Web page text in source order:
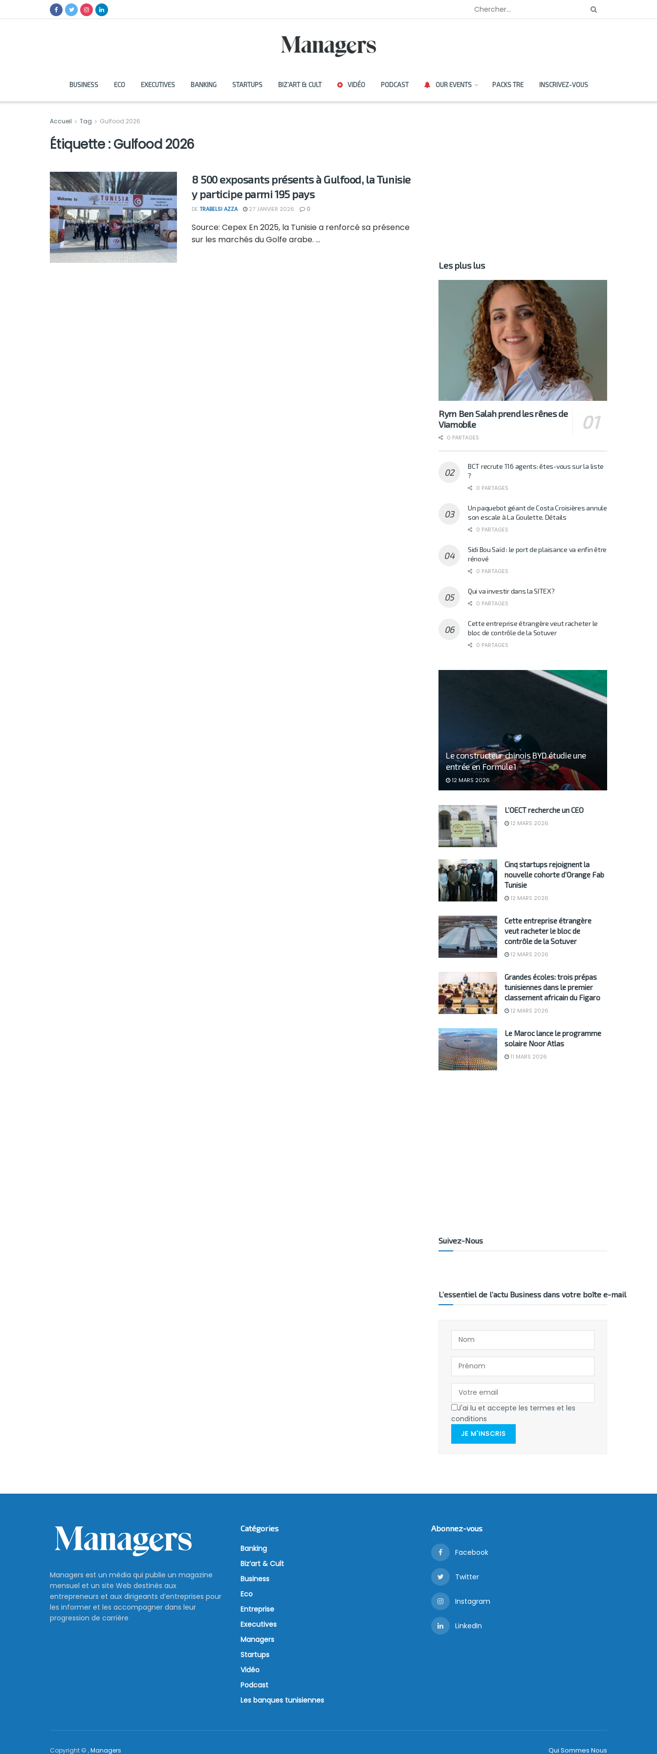
BUSINESS ECO EXECUTIVES BANKING STARTUPS BIZ’ART & CULT VIDÉO PODCAST OUR EVENTS PACKS TRE INSCRIVEZ-VOUS
Accueil Tag Gulfood 2026
Étiquette :Gulfood 2026
8 500 exposants présents à Gulfood, la Tunisie
y participe parmi 195 pays
DE TRABELSI AZZA 27 JANVIER 2026 0
Source: Cepex En 2025, la Tunisie a renforcé sa présence
sur les marchés du Golfe arabe. ...
Les plus lus
Rym Ben Salah prend les rênes de
Viamobile
0 PARTAGES
BCT recrute 116 agents: êtes-vous sur la liste
?
0 PARTAGES
Un paquebot géant de Costa Croisières annule
son escale à La Goulette. Détails
0 PARTAGES
Sidi Bou Saïd : le port de plaisance va enfin être
rénové
0 PARTAGES
Qui va investir dans la SITEX?
0 PARTAGES
Cette entreprise étrangère veut racheter le
bloc de contrôle de la Sotuver
0 PARTAGES
Le constructeur chinois BYD étudie une
entrée en Formule 1
12 MARS 2026
L’OECT recherche un CEO
12 MARS 2026
Cinq startups rejoignent la
nouvelle cohorte d’Orange Fab
Tunisie
12 MARS 2026
Cette entreprise étrangère
veut racheter le bloc de
contrôle de la Sotuver
12 MARS 2026
Grandes écoles: trois prépas
tunisiennes dans le premier
classement africain du Figaro
12 MARS 2026
Le Maroc lance le programme
solaire Noor Atlas
11 MARS 2026
Suivez-Nous
L’essentiel de l’actu Business dans votre boîte e-mail
J'ai lu et accepte les termes et les
conditions
JE M'INSCRIS
Managers est un média qui publie un magazine
mensuel et un site Web destinés aux
entrepreneurs et aux dirigeants d’entreprises pour
les informer et les accompagner dans leur
progression de carrière
Catégories
Banking
Biz’art & Cult
Business
Eco
Entreprise
Executives
Managers
Startups
Vidéo
Podcast
Les banques tunisiennes
Abonnez-vous
Facebook
Twitter
Instagram
LinkedIn
Qui Sommes Nous
Copyright © ,Managers